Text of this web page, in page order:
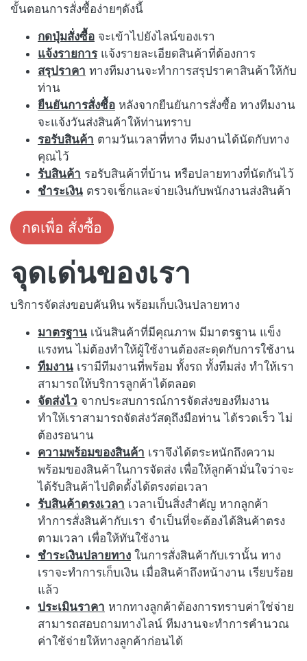
ขั้นตอนการสั่งซื้อง่ายๆดังนี้
กดปุ่มสั่งซื้อ จะเข้าไปยังไลน์ของเรา
แจ้งรายการแจ้งรายละเอียดสินค้าที่ต้องการ
สรุปราคา ทางทีมงานจะทำการสรุปราคาสินค้าให้กับ
ท่าน
ยืนยันการสั่งซื้อ หลังจากยืนยันการสั่งซื้อ ทางทีมงาน
จะแจ้งวันส่งสินค้าให้ท่านทราบ
รอรับสินค้า ตามวันเวลาที่ทาง ทีมงานได้นัดกับทาง
คุณไว้
รับสินค้า รอรับสินค้าที่บ้าน หรือปลายทางที่นัดกันไว้
ชำระเงิน ตรวจเช็กและจ่ายเงินกับพนักงานส่งสินค้า
กดเพื่อ สั่งซื้อ
จุดเด่นของเรา
บริการจัดส่งขอบคันหิน พร้อมเก็บเงินปลายทาง
มาตรฐาน เน้นสินค้าที่มีคุณภาพ มีมาตรฐาน แข็ง
แรงทน ไม่ต้องทำให้ผู้ใช้งานต้องสะดุดกับการใช้งาน
ทีมงาน เรามีทีมงานที่พร้อม ทั้งรถ ทั้งทีมส่ง ทำให้เรา
สามารถให้บริการลูกค้าได้ตลอด
จัดส่งไว จากประสบการณ์การจัดส่งของทีมงาน
ทำให้เราสามารถจัดส่งวัสดุถึงมือท่าน ได้รวดเร็ว ไม่
ต้องรอนาน
ความพร้อมของสินค้า เราจึงได้ตระหนักถึงความ
พร้อมของสินค้าในการจัดส่ง เพื่อให้ลูกค้ามั่นใจว่าจะ
ได้รับสินค้าไปติดตั้งได้ตรงต่อเวลา
รับสินค้าตรงเวลา เวลาเป็นสิ่งสำคัญ หากลูกค้า
ทำการสั่งสินค้ากับเรา จำเป็นที่จะต้องได้สินค้าตรง
ตามเวลา เพื่อให้ทันใช้งาน
ชำระเงินปลายทาง ในการสั่งสินค้ากับเรานั้น ทาง
เราจะทำการเก็บเงิน เมื่อสินค้าถึงหน้างาน เรียบร้อย
แล้ว
ประเมินราคา หากทางลูกค้าต้องการทราบค่าใช่จ่าย
สามารถสอบถามทางไลน์ ทีมงานจะทำการคำนวณ
ค่าใช้จ่ายให้ทางลูกค้าก่อนได้